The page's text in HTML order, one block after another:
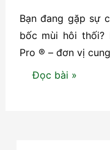
Bạn đang gặp sự
bốc mùi hôi thối?
Pro ® – đơn vị
Hút
Đọc bài »